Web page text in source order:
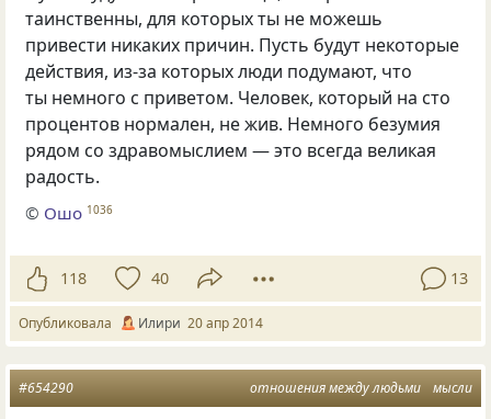
таинственны, для которых ты не можешь
привести никаких причин. Пусть будут некоторые
действия, из-за которых люди подумают, что
ты немного с приветом. Человек, который на сто
процентов нормален, не жив. Немного безумия
рядом со здравомыслием — это всегда великая
радость.
© Ошо 1036
118 40 13
Опубликовала Илири 20 апр 2014
отношения между людьми мысли
#654290